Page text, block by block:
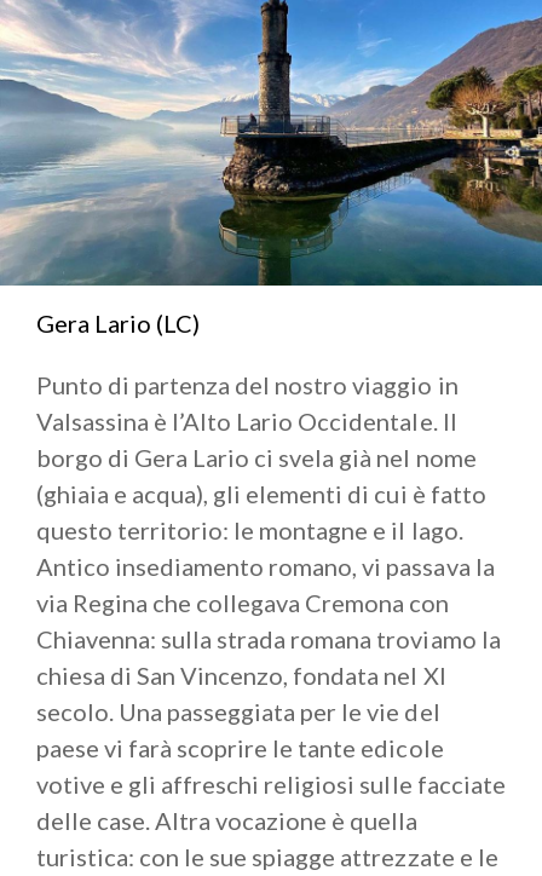
Francesi, degli Spagnoli e di avventurieri locali.
Letradizioni culturali, ma anche quelle religiose (le
feste religiose e i pellegrinaggi alle tante chiesette
mariane), testimoniano la viva memoria di un
territorio capace di custodire e valorizzare il proprio
passato.
Gera Lario (LC)
Punto di partenza del nostro viaggio in
Valsassina è l’Alto Lario Occidentale. Il
borgo di Gera Lario ci svela già nel nome
(ghiaia e acqua), gli elementi di cui è fatto
questo territorio: le montagne e il lago.
Antico insediamento romano, vi passava la
via Regina che collegava Cremona con
Chiavenna: sulla strada romana troviamo la
chiesa di San Vincenzo, fondata nel XI
secolo. Una passeggiata per le vie del
paese vi farà scoprire le tante edicole
votive e gli affreschi religiosi sulle facciate
delle case. Altra vocazione è quella
turistica: con le sue spiagge attrezzate e le